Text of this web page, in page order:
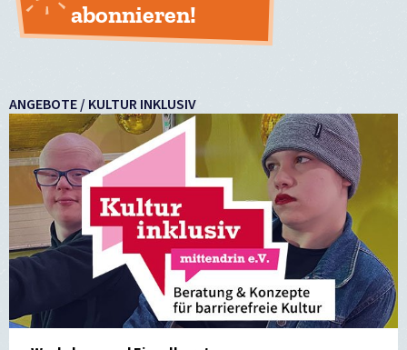
abonnieren!
ANGEBOTE / KULTUR INKLUSIV